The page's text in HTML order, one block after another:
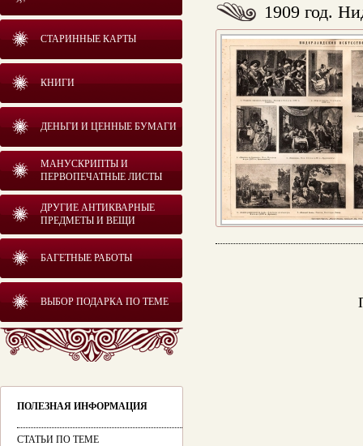
СТАРИННЫЕ КАРТЫ
КНИГИ
ДЕНЬГИ И ЦЕННЫЕ БУМАГИ
МАНУСКРИПТЫ И
ПЕРВОПЕЧАТНЫЕ ЛИСТЫ
ДРУГИЕ АНТИКВАРНЫЕ
ПРЕДМЕТЫ И ВЕЩИ
БАГЕТНЫЕ РАБОТЫ
ВЫБОР ПОДАРКА ПО ТЕМЕ
ПОЛЕЗНАЯ ИНФОРМАЦИЯ
СТАТЬИ ПО ТЕМЕ
1909 год.